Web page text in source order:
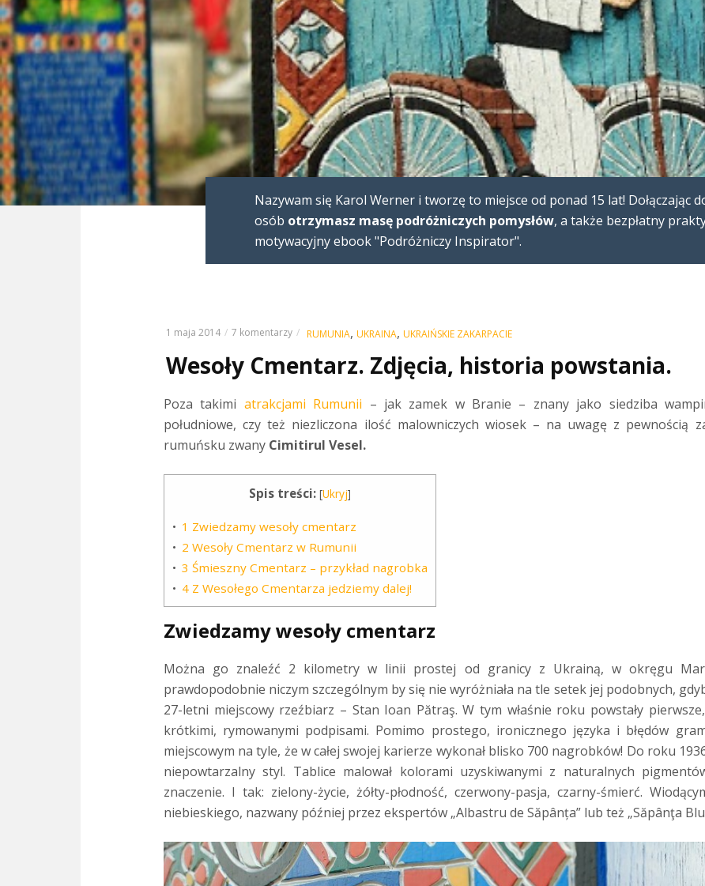
Nazywam się Karol Werner i tworzę to miejsce od ponad 15 lat! Dołączając
osób otrzymasz masę podróżniczych pomysłów, a także bezpłatny
motywacyjny ebook "Podróżniczy Inspirator".
1 maja 2014 7 komentarzy RUMUNIA, UKRAINA, UKRAIŃSKIE ZAKARPACIE
Wesoły Cmentarz. Zdjęcia, historia powstania.
Poza takimi atrakcjami Rumunii – jak zamek w Branie – znany jako siedziba
południowe, czy też niezliczona ilość malowniczych wiosek – na uwagę z pewnością
rumuńsku zwany Cimitirul Vesel.
Spis treści: [Ukryj]
1 Zwiedzamy wesoły cmentarz
2 Wesoły Cmentarz w Rumunii
3 Śmieszny Cmentarz – przykład nagrobka
4 Z Wesołego Cmentarza jedziemy dalej!
Zwiedzamy wesoły cmentarz
Można go znaleźć 2 kilometry w linii prostej od granicy z Ukrainą, w okręgu
prawdopodobnie niczym szczególnym by się nie wyróżniała na tle setek jej podobnych,
27-letni miejscowy rzeźbiarz – Stan Ioan Pătraş. W tym właśnie roku powstały
krótkimi, rymowanymi podpisami. Pomimo prostego, ironicznego języka i błędów
miejscowym na tyle, że w całej swojej karierze wykonał blisko 700 nagrobków! Do roku
niepowtarzalny styl. Tablice malował kolorami uzyskiwanymi z naturalnych
znaczenie. I tak: zielony-życie, żółty-płodność, czerwony-pasja, czarny-śmierć.
niebieskiego, nazwany później przez ekspertów „Albastru de Săpânța” lub też „Săpânţa